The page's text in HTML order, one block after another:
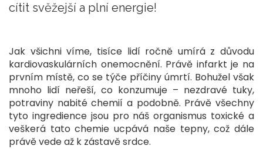
cítit svěžejší a plní energie!
Jak všichni víme, tisíce lidí ročně umírá z důvodu
kardiovaskulárních onemocnění. Právě infarkt je na
prvním místě, co se týče příčiny úmrtí. Bohužel však
mnoho lidí neřeší, co konzumuje – nezdravé tuky,
potraviny nabité chemií a podobně. Právě všechny
tyto ingredience jsou pro náš organismus toxické a
veškerá tato chemie ucpává naše tepny, což dále
právě vede až k zástavě srdce.